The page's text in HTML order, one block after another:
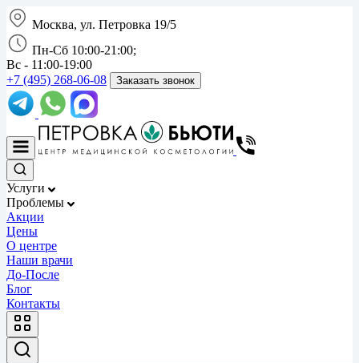
Москва, ул. Петровка 19/5
Пн-Сб 10:00-21:00;
Вс - 11:00-19:00
+7 (495) 268-06-08
Заказать звонок
Услуги
Проблемы
Акции
Цены
О центре
Наши врачи
До-После
Блог
Контакты